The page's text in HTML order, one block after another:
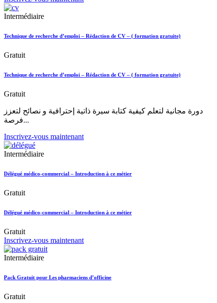
Intermédiaire
Technique de recherche d’emploi – Rédaction de CV – ( formation gratuite)
Gratuit
Technique de recherche d’emploi – Rédaction de CV – ( formation gratuite)
Gratuit
دورة مجانية لتعلم كيفية كتابة سيرة ذاتية إحترافية و نصائح لتعزز
فرصة...
Inscrivez-vous maintenant
Intermédiaire
Délégué médico-commercial – Introduction à ce métier
Gratuit
Délégué médico-commercial – Introduction à ce métier
Gratuit
Inscrivez-vous maintenant
Intermédiaire
Pack Gratuit pour Les pharmaciens d’officine
Gratuit